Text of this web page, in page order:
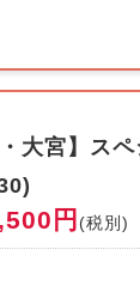
大宮】ス
円 (税別)